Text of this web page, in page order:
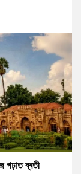
গঢ়াত ব্ৰতী